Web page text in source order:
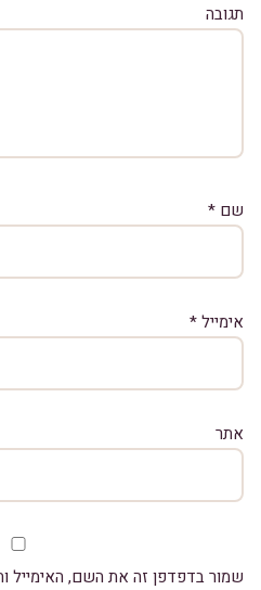
תגובה
שם *
אימייל*
אתר
שמור בדפדפן זה את השם, האימייל